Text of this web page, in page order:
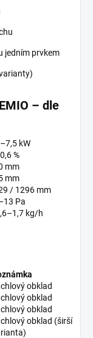
jedním prvkem
– dle
kW
%
mm
mm
/ 1296 mm
Pa
kg/h
obklad
obklad
obklad
obklad (širší